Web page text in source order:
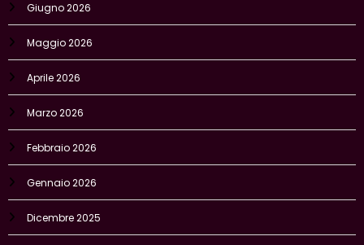
Giugno 2026
Maggio 2026
Aprile 2026
Marzo 2026
Febbraio 2026
Gennaio 2026
Dicembre 2025